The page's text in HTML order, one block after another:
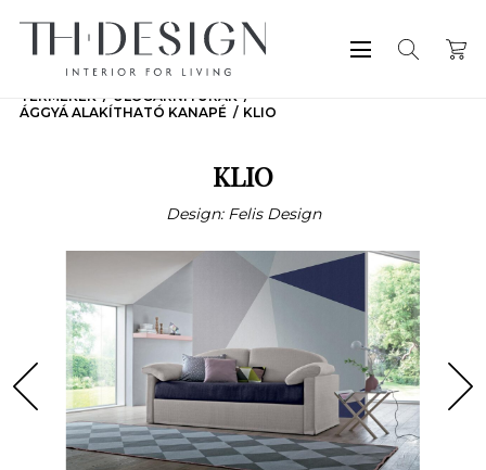
TERMÉKEK
ÜLŐGARNITÚRÁK
ÁGGYÁ ALAKÍTHATÓ KANAPÉ
KLIO
KLIO
Design: Felis Design